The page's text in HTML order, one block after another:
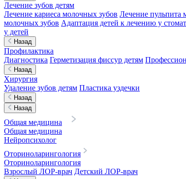
Лечение зубов детям
Лечение кариеса молочных зубов Лечение пульпита
молочных зубов Адаптация детей к лечению у
у детей
Назад
Профилактика
Диагностика Герметизация фиссур детям
Назад
Хирургия
Удаление зубов детям Пластика уздечки
Назад
Назад
Общая медицина
Общая медицина
Нейропсихолог
Оториноларингология
Оториноларингология
Взрослый ЛОР-врач Детский ЛОР-врач